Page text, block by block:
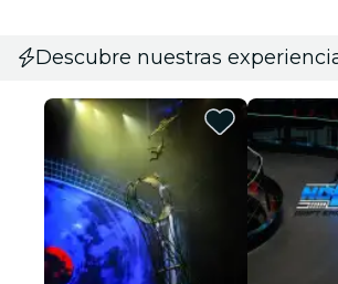
Descubre nuestras